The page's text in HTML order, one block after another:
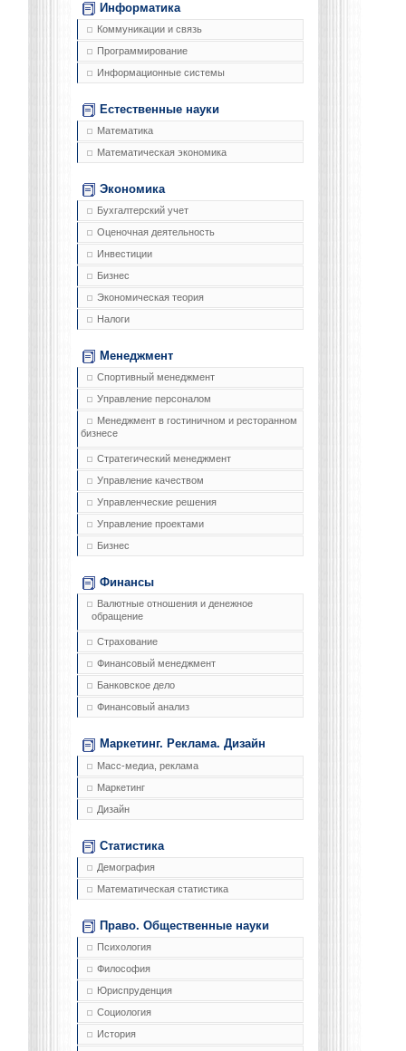
Информатика
Коммуникации и связь
Программирование
Информационные системы
Естественные науки
Математика
Математическая экономика
Экономика
Бухгалтерский учет
Оценочная деятельность
Инвестиции
Бизнес
Экономическая теория
Налоги
Менеджмент
Спортивный менеджмент
Управление персоналом
Менеджмент в гостиничном и ресторанном
бизнесе
Стратегический менеджмент
Управление качеством
Управленческие решения
Управление проектами
Бизнес
Финансы
Валютные отношения и денежное
обращение
Страхование
Финансовый менеджмент
Банковское дело
Финансовый анализ
Маркетинг. Реклама. Дизайн
Масс-медиа, реклама
Маркетинг
Дизайн
Статистика
Демография
Математическая статистика
Право. Общественные науки
Психология
Философия
Юриспруденция
Социология
История